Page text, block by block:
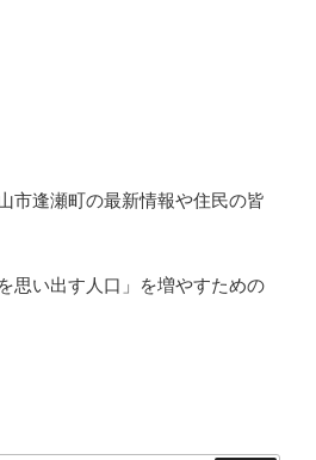
市逢瀬町の最新情報や住民の皆
思い出す人口」を増やすための